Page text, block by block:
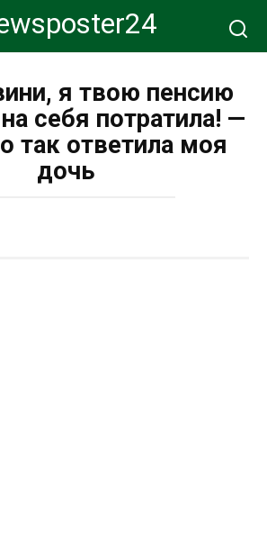
я твою пенсию
себя потратила! —
так ответила моя
дочь